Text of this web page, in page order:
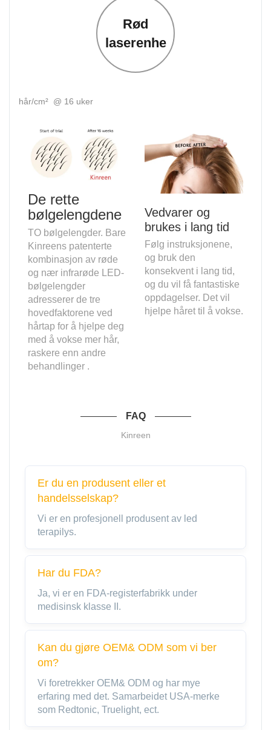
Rød
laserenhet
hår/cm² @ 16 uker
De rette
bølgelengdene
TO bølgelengder. Bare
Kinreens patenterte
kombinasjon av røde
og nær infrarøde LED-
bølgelengder
adresserer de tre
hovedfaktorene ved
hårtap for å hjelpe deg
med å vokse mer hår,
raskere enn andre
behandlinger .
Vedvarer og
brukes i lang tid
Følg instruksjonene,
og bruk den
konsekvent i lang tid,
og du vil få fantastiske
oppdagelser. Det vil
hjelpe håret til å vokse.
FAQ
Kinreen
Er du en produsent eller et
handelsselskap?
Vi er en profesjonell produsent av led
terapilys.
Har du FDA?
Ja, vi er en FDA-registerfabrikk under
medisinsk klasse II.
Kan du gjøre OEM& ODM som vi ber
om?
Vi foretrekker OEM& ODM og har mye
erfaring med det. Samarbeidet USA-merke
som Redtonic, Truelight, ect.